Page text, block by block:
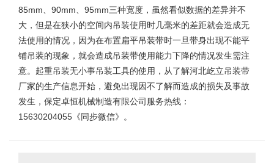
85mm、90mm、95mm三种宽度，虽然看似数据的差异并不
大，但是在狭小的空间内吊装使用时几毫米的差距就会造成无
法使用的情况，因为在布置扁平吊装带时一旦带身出现不能平
铺吊装的现象，就会造成吊装带使用能力下降的情况发生需注
意。起重吊装无小事吊装工具的使用，从了解河北屹立吊装带
厂家的生产信息开始，避免出现因不了解而造成的损失及事故
发生，保定卓恒机械制造有限公司服务热线：
15630204055《同步微信》。